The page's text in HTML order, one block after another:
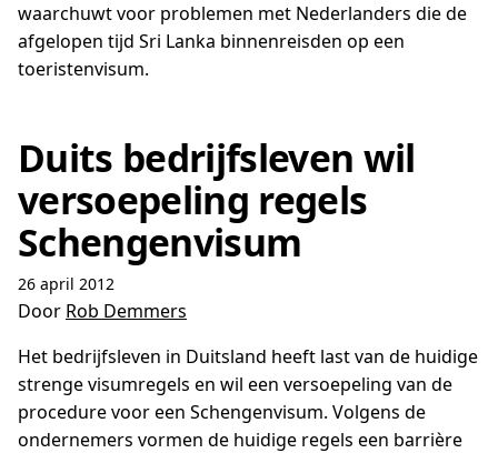
waarchuwt voor problemen met Nederlanders die de
afgelopen tijd Sri Lanka binnenreisden op een
toeristenvisum.
Duits bedrijfsleven wil
versoepeling regels
Schengenvisum
26 april 2012
Door Rob Demmers
Het bedrijfsleven in Duitsland heeft last van de huidige
strenge visumregels en wil een versoepeling van de
procedure voor een Schengenvisum. Volgens de
ondernemers vormen de huidige regels een barrière